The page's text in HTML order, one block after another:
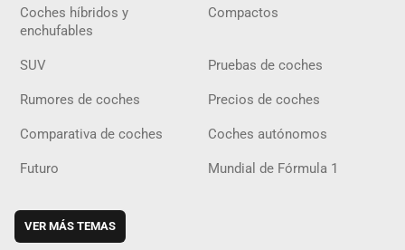
Coches híbridos y
enchufables
Compactos
SUV Pruebas de coches
Rumores de coches Precios de coches
Comparativa de coches Coches autónomos
Futuro Mundial de Fórmula 1
VER MÁS TEMAS